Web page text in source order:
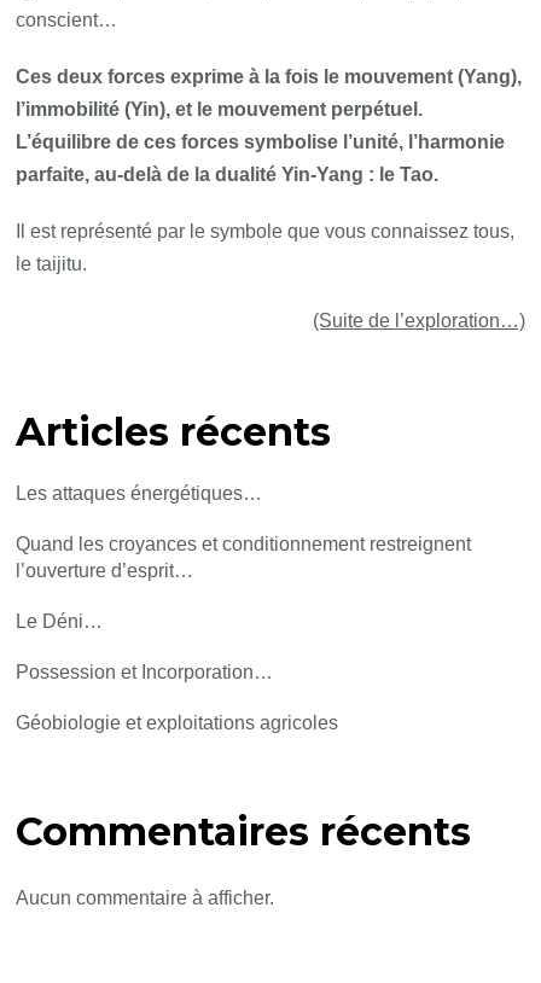
conscient…
Ces deux forces exprime à la fois le mouvement (Yang),
l’immobilité (Yin), et le mouvement perpétuel.
L’équilibre de ces forces symbolise l’unité, l’harmonie
parfaite, au-delà de la dualité Yin-Yang : le Tao.
Il est représenté par le symbole que vous connaissez tous,
le taijitu.
(Suite de l’exploration…)
Articles récents
Les attaques énergétiques…
Quand les croyances et conditionnement restreignent
l’ouverture d’esprit…
Le Déni…
Possession et Incorporation…
Géobiologie et exploitations agricoles
Commentaires récents
Aucun commentaire à afficher.